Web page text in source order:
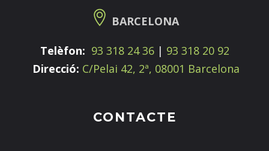
BARCELONA
Telèfon: 93 318 24 36| 93 318 20 92
Direcció: C/Pelai 42, 2ª, 08001 Barcelona
CONTACTE